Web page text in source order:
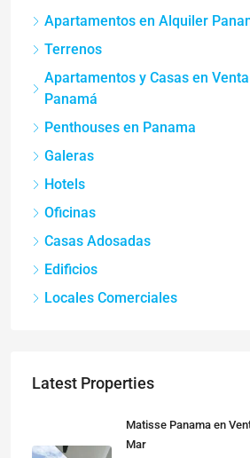
Apartamentos en Alquiler
Terrenos
Apartamentos y Casas en
Panamá
Penthouses en Panama
Galeras
Hotels
Oficinas
Casas Adosadas
Edificios
Locales Comerciales
Latest Properties
Matisse Panama en
Mar